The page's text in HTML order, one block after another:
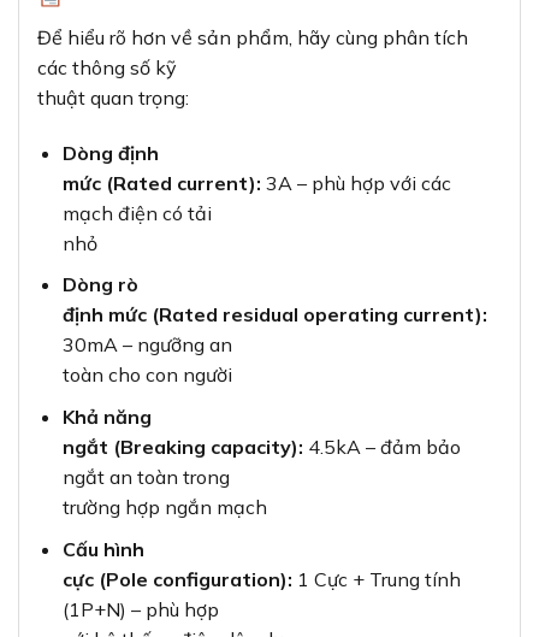
Để hiểu rõ hơn về sản phẩm, hãy cùng phân tích
các thông số kỹ
thuật quan trọng:
Dòng định
mức (Rated current): 3A – phù hợp với các
mạch điện có tải
nhỏ
Dòng rò
định mức (Rated residual operating current):
30mA – ngưỡng an
toàn cho con người
Khả năng
ngắt (Breaking capacity): 4.5kA – đảm bảo
ngắt an toàn trong
trường hợp ngắn mạch
Cấu hình
cực (Pole configuration): 1 Cực + Trung tính
(1P+N) – phù hợp